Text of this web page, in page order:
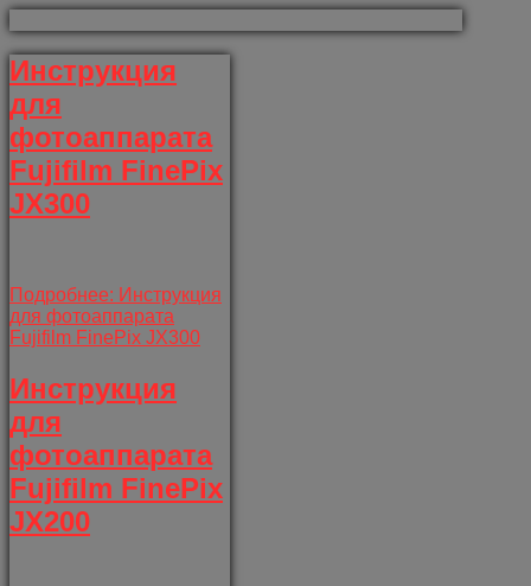
Инструкция
для
фотоаппарата
Fujifilm FinePix
JX300
Подробнее: Инструкция
для фотоаппарата
Fujifilm FinePix JX300
Инструкция
для
фотоаппарата
Fujifilm FinePix
JX200